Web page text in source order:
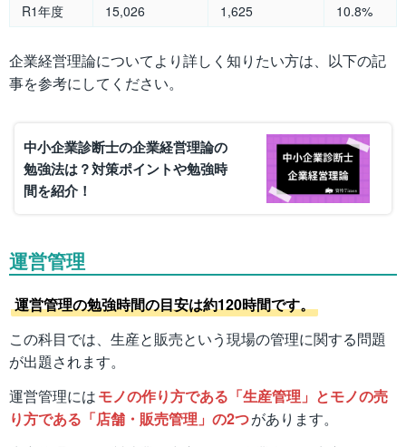
R1年度
15,026 1,625 10.8%
企業経営理論についてより詳しく知りたい方は、以下の記
事を参考にしてください。
中小企業診断士の企業経営理論の
勉強法は？対策ポイントや勉強時
間を紹介！
運営管理
運営管理の勉強時間の目安は約120時間です。
この科目では、生産と販売という現場の管理に関する問題
が出題されます。
運営管理にはモノの作り方である「生産管理」とモノの売
り方である「店舗・販売管理」の2つがあります。